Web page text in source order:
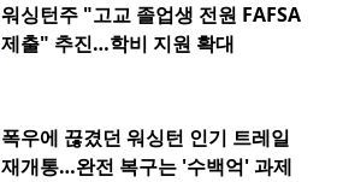
워싱턴주 "고교 졸업생 전원 FAFSA
제출" 추진…학비 지원 확대
폭우에 끊겼던 워싱턴 인기 트레일
재개통…완전 복구는 '수백억' 과제